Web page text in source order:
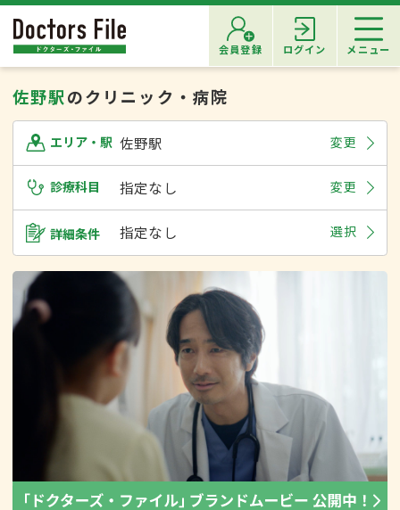
会員登録 ログイン メニュー
佐野駅のクリニック・病院
エリア・駅 佐野駅 変更
診療科目 指定なし 変更
詳細条件 指定なし 選択